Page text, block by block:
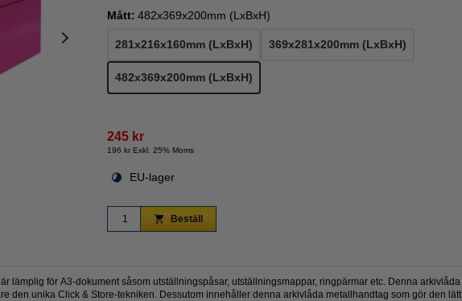
Mått: 482x369x200mm (LxBxH)
281x216x160mm (LxBxH) 369x281x200mm (LxBxH)
482x369x200mm (LxBxH)
245 kr
196 kr Exkl. 25% Moms
EU-lager
Beställ
lämplig för A3-dokument såsom utställningspåsar, utställningsmappar, ringpärmar etc. Denna arkivlåda
den unika Click & Store-tekniken. Dessutom innehåller denna arkivlåda metallhandtag som gör den lätt